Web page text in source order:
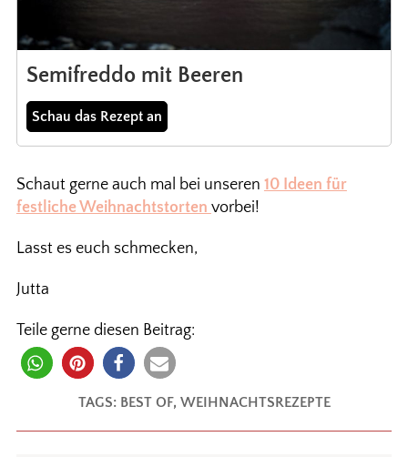
Semifreddo mit Beeren
Schau das Rezept an
Schaut gerne auch mal bei unseren 10 Ideen für
festliche Weihnachtstorten vorbei!
Lasst es euch schmecken,
Jutta
Teile gerne diesen Beitrag:
TAGS: BEST OF, WEIHNACHTSREZEPTE